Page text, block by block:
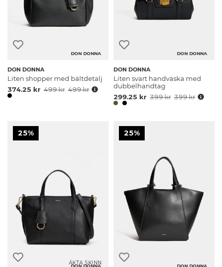
DON DONNA
DON DONNA
Liten shopper med bältdetalj
374.25 kr 499 kr 499 kr
DON DONNA
DON DONNA
Liten svart handväska med
dubbelhandtag
299.25 kr 399 kr 399 kr
25%
DON DONNA
ÄKTA SKINN
25%
DON DONNA